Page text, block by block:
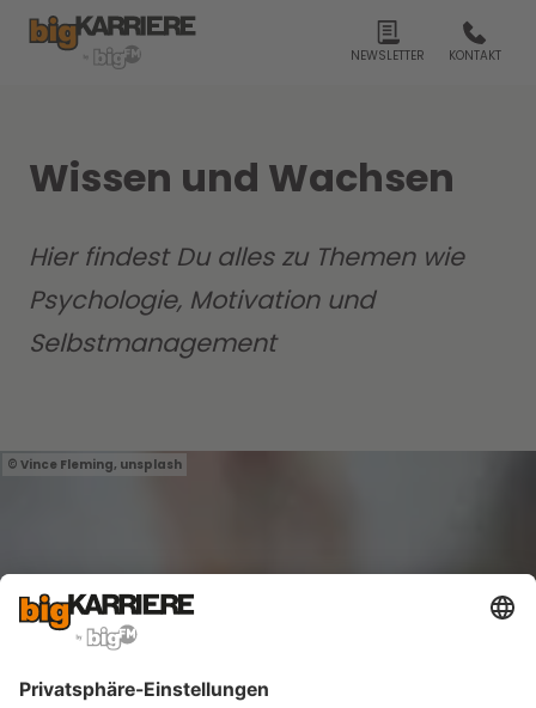
NEWSLETTER KONTAKT
Wissen und Wachsen
Hier findest Du alles zu Themen wie
Psychologie, Motivation und
Selbstmanagement
Vince Fleming, unsplash